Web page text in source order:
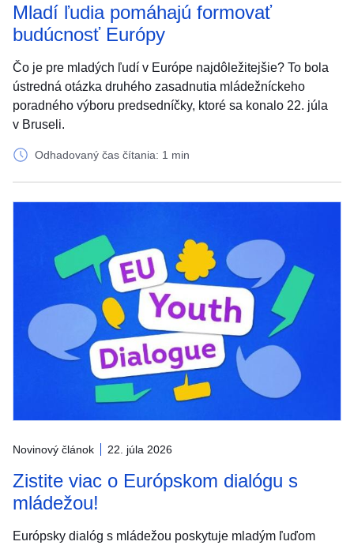
Mladí ľudia pomáhajú formovať
budúcnosť Európy
Čo je pre mladých ľudí v Európe najdôležitejšie? To bola
ústredná otázka druhého zasadnutia mládežníckeho
poradného výboru predsedníčky, ktoré sa konalo 22. júla
v Bruseli.
Odhadovaný čas čítania: 1 min
Novinový článok 22. júla 2026
Zistite viac o Európskom dialógu s
mládežou!
Európsky dialóg s mládežou poskytuje mladým ľuďom